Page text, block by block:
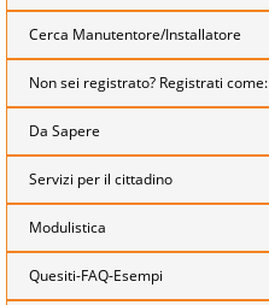
Cerca Manutentore/Installatore
Non sei registrato? Registrati come:
Da Sapere
Servizi per il cittadino
Modulistica
Quesiti-FAQ-Esempi